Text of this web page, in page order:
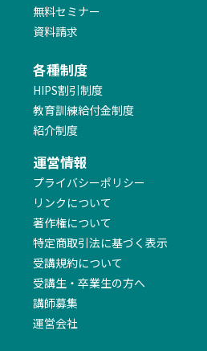
無料セミナー
資料請求
各種制度
HIPS割引制度
教育訓練給付金制度
紹介制度
運営情報
プライバシーポリシー
リンクについて
著作権について
特定商取引法に基づく表示
受講規約について
受講生・卒業生の方へ
講師募集
運営会社